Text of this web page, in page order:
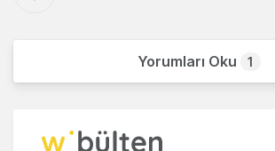
Yorumları Oku 1